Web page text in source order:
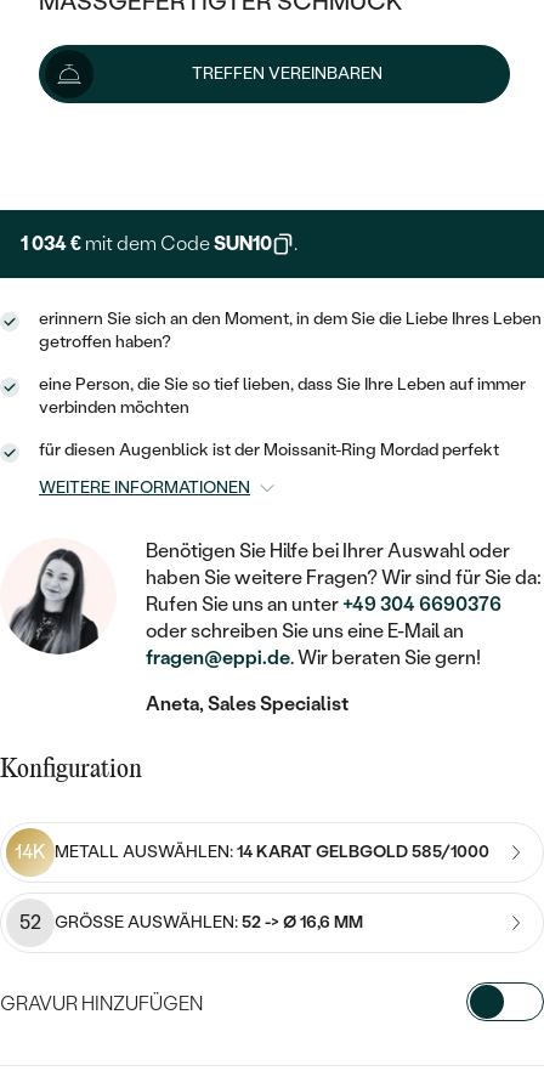
KLASSISCH
MEMOIRE
VINTAGE
AUSSERGEWÖHNLICHE
GEHÄMMERTE
VON HAND GRAVIERTE
MIT FÜLLUNG
IM SET
MIT MEHREREN DIAMANTEN
HALO
VINTAGE
IM SET
AUSSERGEWÖHNLICH
GESTALTE EINEN RING
WÄHLE EINEN RING
LAB GROWN DIAMANTEN ZUM
EINFASSEN
FARBIGE DIAMANTEN ZUM EINFASSEN
MIT LAB GROWN DIAMANT
MIT MOISSANIT
AUSVERKAUF
WENN SCHMUCK HILFT
OHRRINGE
ANHÄNGER / KETTEN
ARMBÄNDER
SCHMUCKSET
SCHMUCK FÜR KINDER
BROSCHEN
SCHMUCKZUBEHÖR
NACH MATERIAL
GOLD
SILBER
PLATIN
PLATIN
OHRSTECKER
MINIMALISTISCHE
OHRHÄNGER
SOLITÄR
HERZ
KINDER
PIERCINGS
MIT DIAMANT
PERLENOHRRINGE
NACH PREIS
PREISWERTE
GOLD
SILBER
NACH STYL
ZUR GEBURT EINES KINDES
PERSONALISIERT
MINIMALISTISCH
KETTEN
HERZKETTEN
MIT TIEREN
NACH EDELSTEIN
MIT DIAMANT
MIT EDELSTEIN
PERLENKETTEN
PREISWERTE
AUSVERKAUF
SILBER
NACH STYL
MINIMALISTISCHE
STATEMENT
SIEGELRINGE
PERSONALISIERT
MIT EDELSTEIN
PERLENRINGE
TREFFEN VEREINBAREN
1 149 €
Wir liefern den Schmuck innerhalb von 3 - 4 Wochen.
Lieferoptionen
1 034 € mit dem CodeSUN10 .
erinnern Sie sich an den Moment, in dem Sie die Liebe Ihres Leben
getroffen haben?
eine Person, die Sie so tief lieben, dass Sie Ihre Leben auf immer
verbinden möchten
für diesen Augenblick ist der Moissanit-Ring Mordad perfekt
WEITERE INFORMATIONEN
Benötigen Sie Hilfe bei Ihrer Auswahl oder
haben Sie weitere Fragen? Wir sind für Sie da:
Rufen Sie uns an unter+49 304 6690376
oder schreiben Sie uns eine E-Mail an
fragen@eppi.de. Wir beraten Sie gern!
Aneta, Sales Specialist
Konfiguration
14K METALL AUSWÄHLEN:14 KARAT GELBGOLD 585/1000
52 GRÖSSE AUSWÄHLEN:52 -> Ø 16,6 MM
GRAVUR HINZUFÜGEN